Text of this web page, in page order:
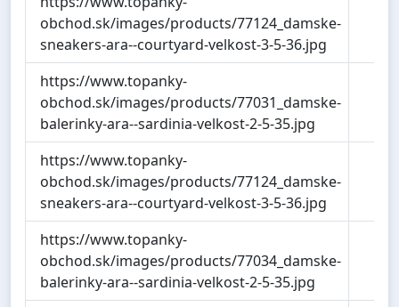
obchod.sk/images/products/77124_damske-
sneakers-ara--courtyard-velkost-3-5-36.jpg
https://www.topanky-
obchod.sk/images/products/77031_damske-
balerinky-ara--sardinia-velkost-2-5-35.jpg
https://www.topanky-
obchod.sk/images/products/77124_damske-
sneakers-ara--courtyard-velkost-3-5-36.jpg
https://www.topanky-
obchod.sk/images/products/77034_damske-
balerinky-ara--sardinia-velkost-2-5-35.jpg